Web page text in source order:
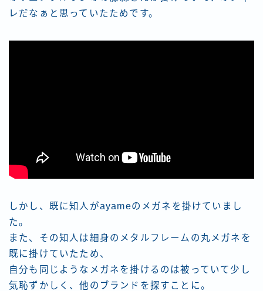
レだなぁと思っていたためです。
しかし、既に知人がayameのメガネを掛けていまし
た。
また、その知人は細身のメタルフレームの丸メガネを
既に掛けていたため、
自分も同じようなメガネを掛けるのは被っていて少し
気恥ずかしく、他のブランドを探すことに。